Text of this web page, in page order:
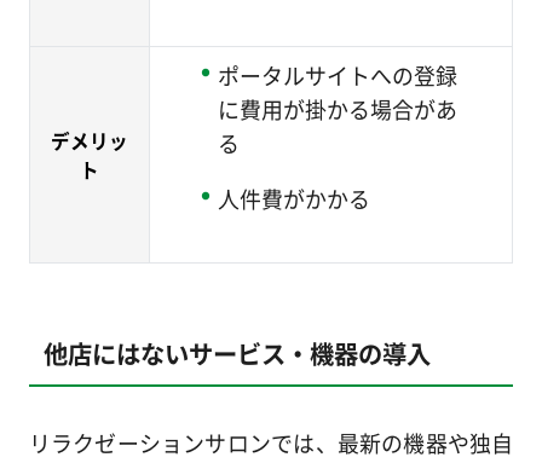
デメリッ
ト
ポータルサイトへの登録
に費用が掛かる場合があ
る
人件費がかかる
他店にはないサービス・機器の導入
リラクゼーションサロンでは、最新の機器や独自